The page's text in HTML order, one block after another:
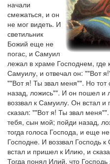
начали
смежаться, и он
не мог видеть. И
светильник
Божий еще не
погас, и Самуил
лежал в храме Господнем, где
Самуилу, и отвечал он: ""Вот
""Вот я! Ты звал меня"". Но тот
назад, ложись"". И он пошел и
воззвал к Самуилу. Он встал
сказал: ""Вот я! Ты звал
тебя, сын мой; пойди назад,
тогда голоса Господа, и еще
Господне. И воззвал Господь
встал и пришел к Илию, и
Тогда понял Илий, что